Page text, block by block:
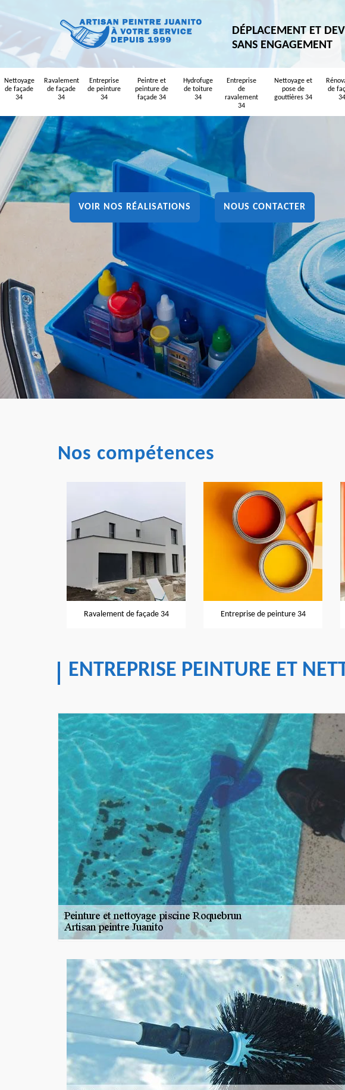
DÉPLACEMENT ET
SANS ENGAGEMENT
Nettoyage
de façade
34
Ravalement
de façade
34
Entreprise
de peinture
34
Peintre et
peinture de
façade 34
Hydrofuge
de toiture
34
Entreprise
de
ravalement
34
Nettoyage et
pose de
gouttières 34
de
34
VOIR NOS RÉALISATIONS NOUS CONTACTER
Nos compétences
Entreprise de peinture 34
Peintre et peinture de façade
34
ENTREPRISE PEINTURE ET